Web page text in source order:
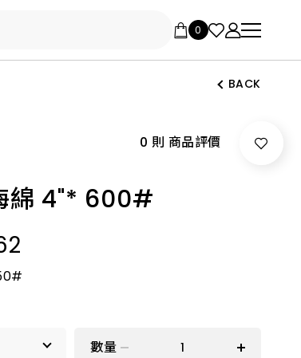
BACK
0 則 商品評價
綿 4"* 600#
數量